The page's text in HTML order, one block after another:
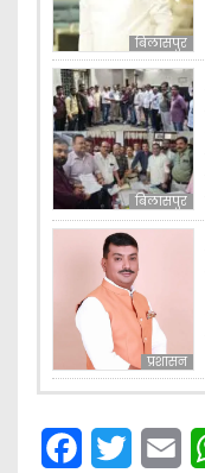
बिलासपुर
बिलासपुर
प्रशासन